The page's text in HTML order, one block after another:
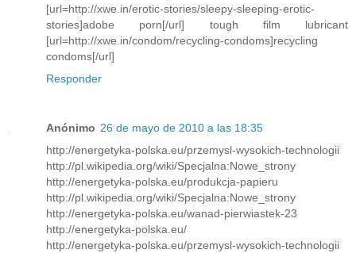
[url=http://xwe.in/erotic-stories/sleepy-sleeping-erotic-
stories]adobe porn[/url] tough film lubricant
[url=http://xwe.in/condom/recycling-condoms]recycling
condoms[/url]
Responder
Anónimo 26 de mayo de 2010 a las 18:35
http://energetyka-polska.eu/przemysl-wysokich-technologii
http://pl.wikipedia.org/wiki/Specjalna:Nowe_strony
http://energetyka-polska.eu/produkcja-papieru
http://pl.wikipedia.org/wiki/Specjalna:Nowe_strony
http://energetyka-polska.eu/wanad-pierwiastek-23
http://energetyka-polska.eu/
http://energetyka-polska.eu/przemysl-wysokich-technologii